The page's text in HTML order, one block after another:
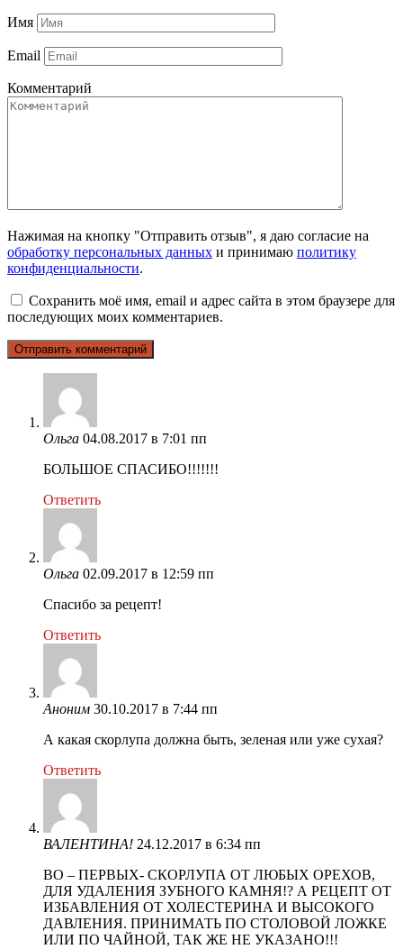
Имя
Email
Комментарий
Нажимая на кнопку "Отправить отзыв", я даю согласие на
обработку персональных данных и принимаю политику
конфиденциальности.
Сохранить моё имя, email и адрес сайта в этом браузере для
последующих моих комментариев.
Ольга 04.08.2017 в 7:01 пп
БОЛЬШОЕ СПАСИБО!!!!!!!
Ответить
Ольга 02.09.2017 в 12:59 пп
Спасибо за рецепт!
Ответить
Аноним 30.10.2017 в 7:44 пп
А какая скорлупа должна быть, зеленая или уже сухая?
Ответить
ВАЛЕНТИНА! 24.12.2017 в 6:34 пп
ВО – ПЕРВЫХ- СКОРЛУПА ОТ ЛЮБЫХ ОРЕХОВ,
ДЛЯ УДАЛЕНИЯ ЗУБНОГО КАМНЯ!? А РЕЦЕПТ ОТ
ИЗБАВЛЕНИЯ ОТ ХОЛЕСТЕРИНА И ВЫСОКОГО
ДАВЛЕНИЯ. ПРИНИМАТЬ ПО СТОЛОВОЙ ЛОЖКЕ
ИЛИ ПО ЧАЙНОЙ, ТАК ЖЕ НЕ УКАЗАНО!!!